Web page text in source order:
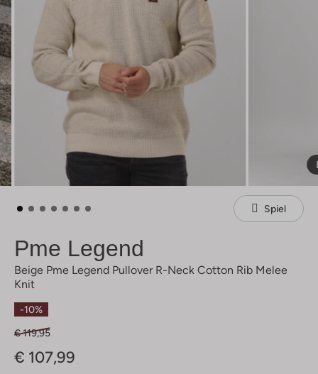
Spiel
Pme Legend
Beige Pme Legend Pullover R-Neck Cotton Rib Melee
Knit
-10%
€ 119,95
€ 107,99